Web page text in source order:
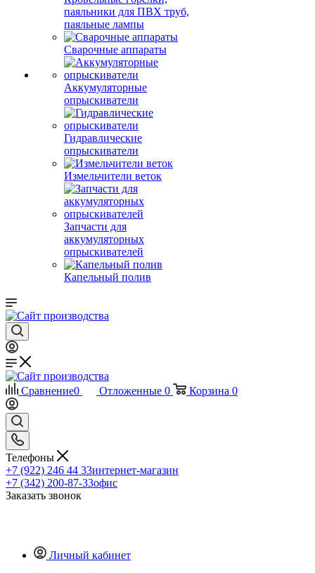
паяльники для ПВХ труб,
паяльные лампы
Сварочные аппараты
Аккумуляторные
опрыскиватели
Гидравлические
опрыскиватели
Измельчители веток
Запчасти для
аккумуляторных
опрыскивателей
Капельный полив
Сравнение0 Отложенные 0 Корзина 0
Телефоны
+7 (922) 246 44 33интернет-магазин
+7 (342) 200-87-33офис
Заказать звонок
Личный кабинет